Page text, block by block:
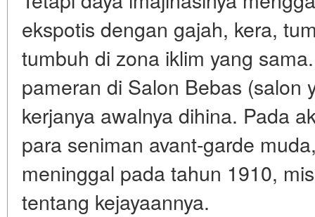
ekspotis dengan gajah, kera,
tumbuh di zona iklim yang
pameran di Salon Bebas (salon
kerjanya awalnya dihina. Pada
para seniman avant-garde
meninggal pada tahun 1910,
tentang kejayaannya.